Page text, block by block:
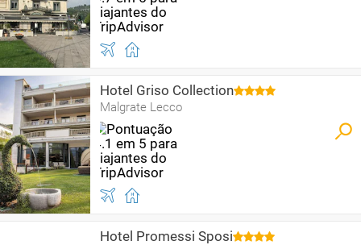
Hotel Griso Collection
Malgrate Lecco
Hotel Promessi Sposi